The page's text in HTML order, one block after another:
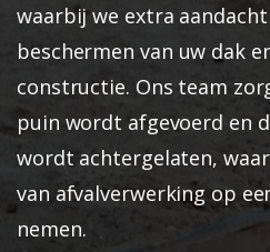
waarbij we extra
beschermen van uw dak
constructie. Ons team
puin wordt afgevoerd en
wordt achtergelaten,
van afvalverwerking op
nemen.